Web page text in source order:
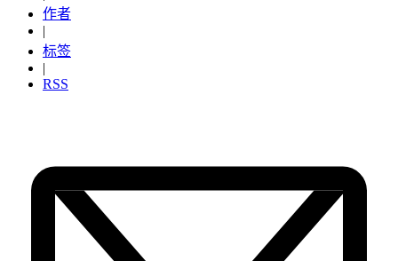
作者
标签
RSS